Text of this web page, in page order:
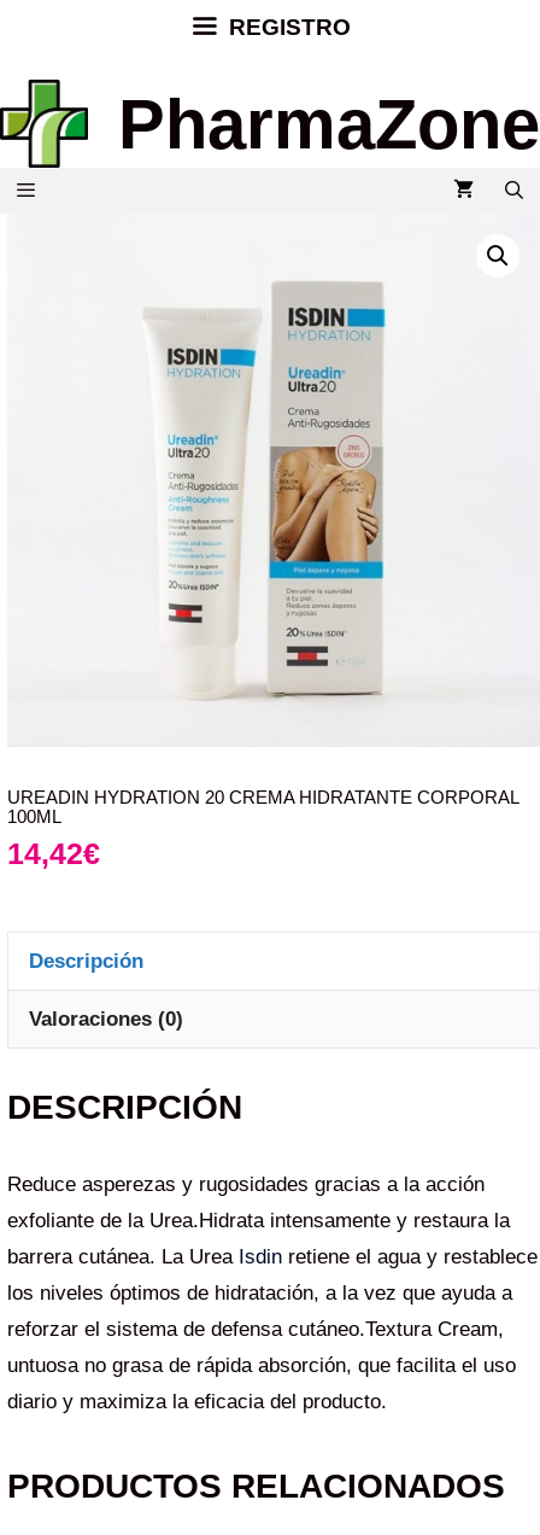
REGISTRO
PharmaZone
UREADIN HYDRATION 20 CREMA HIDRATANTE CORPORAL
100ML
14,42€
Descripción
Valoraciones (0)
DESCRIPCIÓN
Reduce asperezas y rugosidades gracias a la acción
exfoliante de la Urea.Hidrata intensamente y restaura la
barrera cutánea. La Urea Isdin retiene el agua y restablece
los niveles óptimos de hidratación, a la vez que ayuda a
reforzar el sistema de defensa cutáneo.Textura Cream,
untuosa no grasa de rápida absorción, que facilita el uso
diario y maximiza la eficacia del producto.
PRODUCTOS RELACIONADOS